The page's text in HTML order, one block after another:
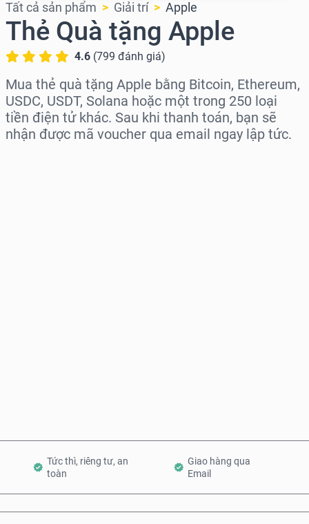
Tất cả sản phẩm Giải trí Apple
Thẻ Quà tặng Apple
4.6 (799 đánh giá)
Mua thẻ quà tặng Apple bằng Bitcoin, Ethereum,
USDC, USDT, Solana hoặc một trong 250 loại
tiền điện tử khác. Sau khi thanh toán, bạn sẽ
nhận được mã voucher qua email ngay lập tức.
Tức thì, riêng tư, an
toàn
Giao hàng qua
Email